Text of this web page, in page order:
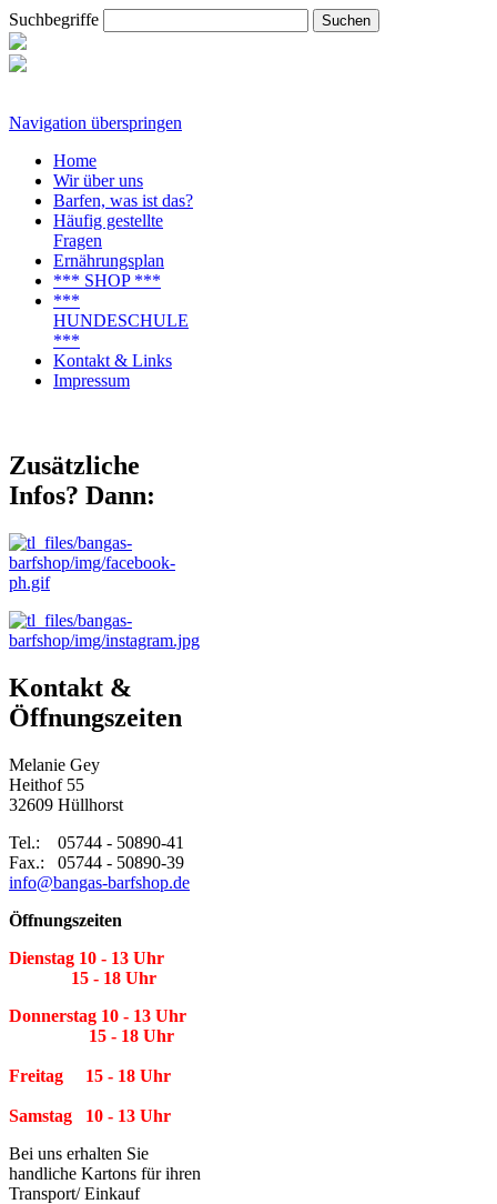
Suchbegriffe
Navigation überspringen
Home
Wir über uns
Barfen, was ist das?
Häufig gestellte
Fragen
Ernährungsplan
*** SHOP ***
***
HUNDESCHULE
***
Kontakt & Links
Impressum
Zusätzliche
Infos? Dann:
Kontakt &
Öffnungszeiten
Melanie Gey
Heithof 55
32609 Hüllhorst
Tel.: 05744 - 50890-41
Fax.: 05744 - 50890-39
info@bangas-barfshop.de
Öffnungszeiten
Dienstag 10 - 13 Uhr
15 - 18 Uhr
Donnerstag 10 - 13 Uhr
15 - 18 Uhr
Freitag 15 - 18 Uhr
Samstag 10 - 13 Uhr
Bei uns erhalten Sie
handliche Kartons für ihren
Transport/ Einkauf